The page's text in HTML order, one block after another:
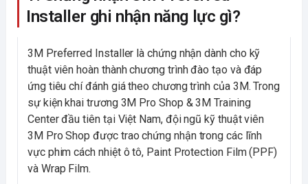
Installer ghi nhận năng lực gì?
3M Preferred Installer là chứng nhận dành cho kỹ
thuật viên hoàn thành chương trình đào tạo và đáp
ứng tiêu chí đánh giá theo chương trình của 3M. Trong
sự kiện khai trương 3M Pro Shop & 3M Training
Center đầu tiên tại Việt Nam, đội ngũ kỹ thuật viên
3M Pro Shop được trao chứng nhận trong các lĩnh
vực phim cách nhiệt ô tô, Paint Protection Film (PPF)
và Wrap Film.